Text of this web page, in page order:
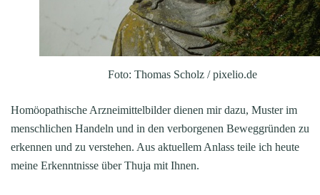
Foto: Thomas Scholz / pixelio.de
Homöopathische Arzneimittelbilder dienen mir dazu, Muster im
menschlichen Handeln und in den verborgenen Beweggründen zu
erkennen und zu verstehen. Aus aktuellem Anlass teile ich heute
meine Erkenntnisse über Thuja mit Ihnen.